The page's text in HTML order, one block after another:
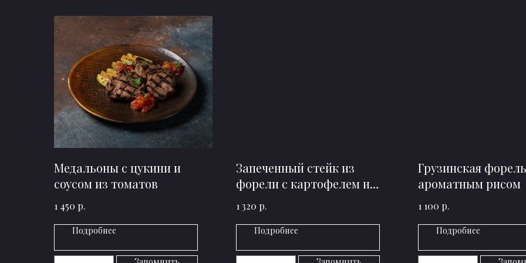
Медальоны с цукини и
соусом из томатов
1 450 р.
Подробнее
Запеченный стейк из
форели с картофелем и
1 320 р.
Подробнее
Грузинская
ароматным рисом
1 100 р.
Подробнее